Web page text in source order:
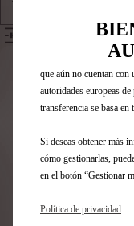
Todos los productos
Identifica tu
Elige cómo
Número de
Modelo
también puede utilizar
terceros ubicados en
que aún no cuentan con
autoridades europeas
transferencia se basa
Si deseas obtener más
cómo gestionarlas,
en el botón “Gestionar
Política de privacidad